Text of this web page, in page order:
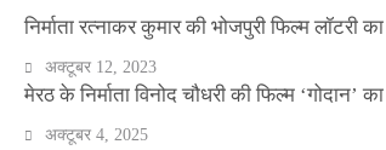
निर्माता रत्नाकर कुमार की भोजपुरी फिल्म
अक्टूबर 12, 2023
मेरठ के निर्माता विनोद चौधरी की फिल्म
अक्टूबर 4, 2025